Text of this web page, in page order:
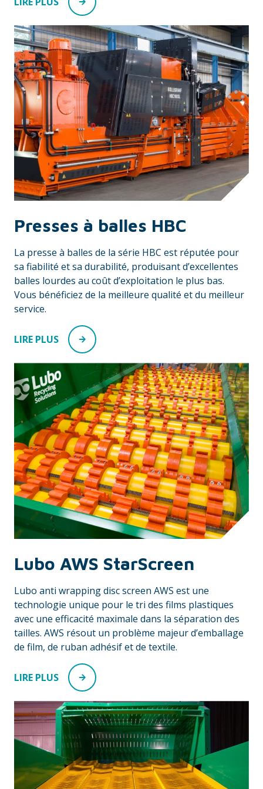
Presses à balles HBC
La presse à balles de la série HBC est réputée pour
sa fiabilité et sa durabilité, produisant d’excellentes
balles lourdes au coût d’exploitation le plus bas.
Vous bénéficiez de la meilleure qualité et du meilleur
service.
LIRE PLUS
Lubo AWS StarScreen
Lubo anti wrapping disc screen AWS est une
technologie unique pour le tri des films plastiques
avec une efficacité maximale dans la séparation des
tailles. AWS résout un problème majeur d’emballage
de film, de ruban adhésif et de textile.
LIRE PLUS